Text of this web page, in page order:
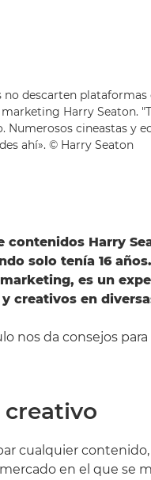
descarten plataformas
Harry Seaton.
cineastas y
ahí». © Harry Seaton
contenidos Harry
solo tenía 16
es un
creativos en
nos da consejos
cualquier
en el que se